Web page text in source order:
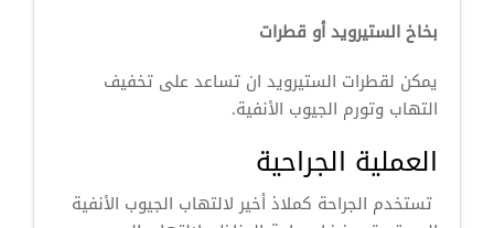
بخاخ الستيرويد أو قطرات
يمكن لقطرات الستيرويد ان تساعد على تخفيف
التهاب وتورم الجيوب الأنفية.
العملية الجراحية
تستخدم الجراحة كملاذ أخير لالتهاب الجيوب الأنفية